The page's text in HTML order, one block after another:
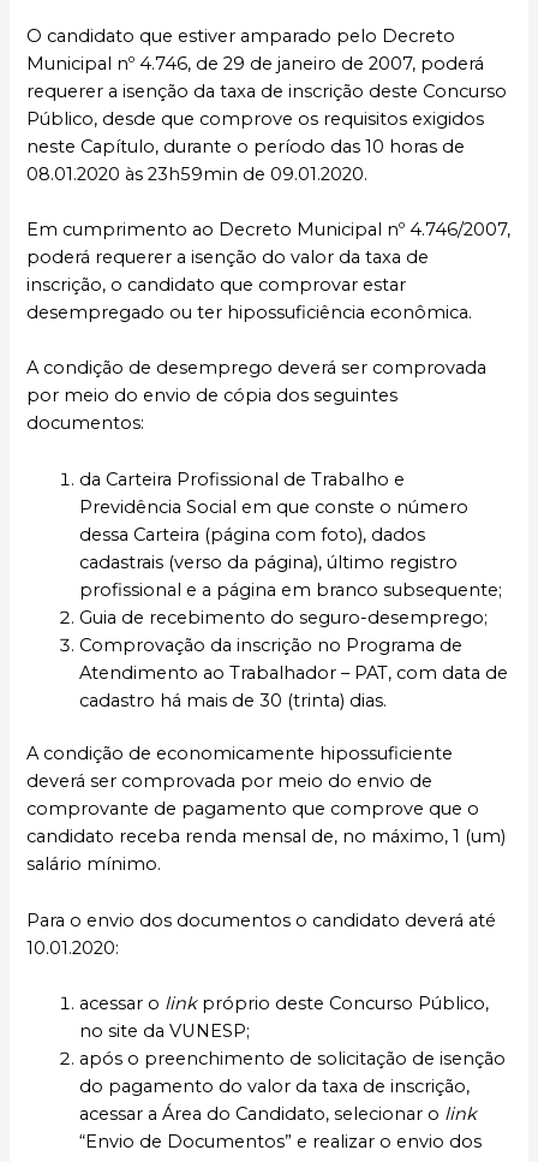
O candidato que estiver amparado pelo Decreto
Municipal nº 4.746, de 29 de janeiro de 2007, poderá
requerer a isenção da taxa de inscrição deste Concurso
Público, desde que comprove os requisitos exigidos
neste Capítulo, durante o período das 10 horas de
08.01.2020 às 23h59min de 09.01.2020.
Em cumprimento ao Decreto Municipal nº 4.746/2007,
poderá requerer a isenção do valor da taxa de
inscrição, o candidato que comprovar estar
desempregado ou ter hipossuficiência econômica.
A condição de desemprego deverá ser comprovada
por meio do envio de cópia dos seguintes
documentos:
da Carteira Profissional de Trabalho e
Previdência Social em que conste o número
dessa Carteira (página com foto), dados
cadastrais (verso da página), último registro
profissional e a página em branco subsequente;
Guia de recebimento do seguro-desemprego;
Comprovação da inscrição no Programa de
Atendimento ao Trabalhador – PAT, com data de
cadastro há mais de 30 (trinta) dias.
A condição de economicamente hipossuficiente
deverá ser comprovada por meio do envio de
comprovante de pagamento que comprove que o
candidato receba renda mensal de, no máximo, 1 (um)
salário mínimo.
Para o envio dos documentos o candidato deverá até
10.01.2020:
acessar o link próprio deste Concurso Público,
no site da VUNESP;
após o preenchimento de solicitação de isenção
do pagamento do valor da taxa de inscrição,
acessar a Área do Candidato, selecionar o link
“Envio de Documentos” e realizar o envio dos